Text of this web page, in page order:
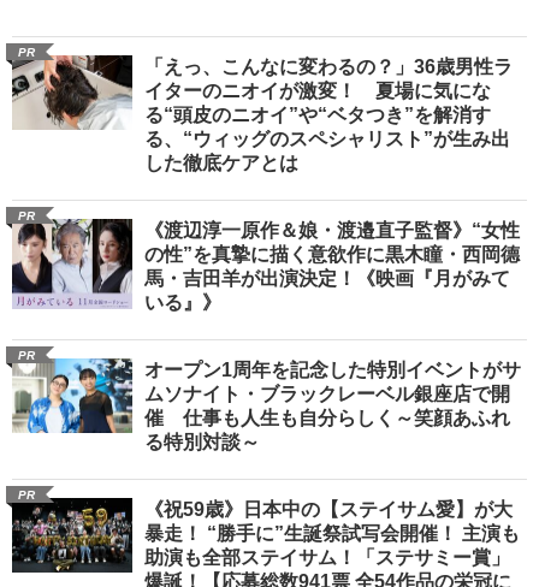
PR
「えっ、こんなに変わるの？」36歳男性ラ
イターのニオイが激変！ 夏場に気にな
る“頭皮のニオイ”や“ベタつき”を解消す
る、“ウィッグのスペシャリスト”が生み出
した徹底ケアとは
PR
《渡辺淳一原作＆娘・渡邉直子監督》“女性
の性”を真摯に描く意欲作に黒木瞳・西岡德
馬・吉田羊が出演決定！《映画『月がみて
いる』》
PR
オープン1周年を記念した特別イベントがサ
ムソナイト・ブラックレーベル銀座店で開
催 仕事も人生も自分らしく～笑顔あふれ
る特別対談～
PR
《祝59歳》日本中の【ステイサム愛】が大
暴走！ “勝手に”生誕祭試写会開催！ 主演も
助演も全部ステイサム！「ステサミー賞」
爆誕！【応募総数941票 全54作品の栄冠に